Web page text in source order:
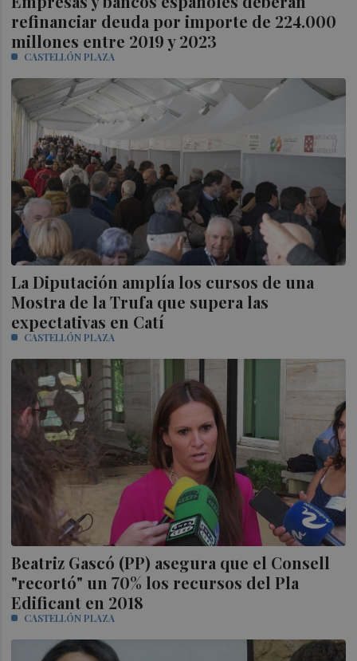
refinanciar deuda por importe de 224.000
millones entre 2019 y 2023
CASTELLÓN PLAZA
La Diputación amplía los cursos de una
Mostra de la Trufa que supera las
expectativas en Catí
CASTELLÓN PLAZA
Beatriz Gascó (PP) asegura que el Consell
"recortó" un 70% los recursos del Pla
Edificant en 2018
CASTELLÓN PLAZA